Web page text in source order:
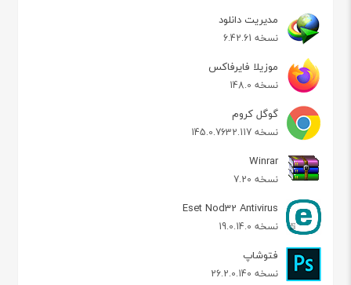
مدیریت دانلود
نسخه 6.42.61
موزیلا فایرفاکس
نسخه 148.0
گوگل کروم
نسخه 145.0.7632.117
Winrar
نسخه 7.20
Eset Nod32 Antivirus
نسخه 19.0.14.0
فتوشاپ
نسخه 26.2.0.140